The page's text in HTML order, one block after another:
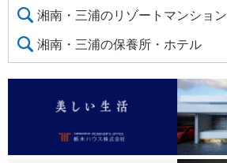
湘南・三浦のリゾートマンション
湘南・三浦の保養所・ホテル